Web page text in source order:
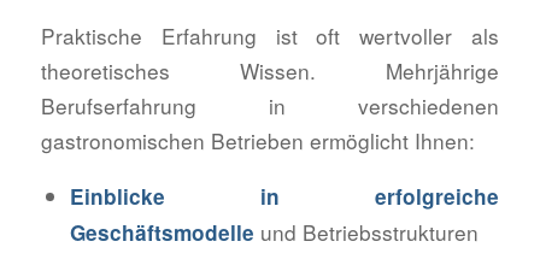
Praktische Erfahrung ist oft wertvoller als
theoretisches Wissen. Mehrjährige
Berufserfahrung in verschiedenen
gastronomischen Betrieben ermöglicht Ihnen:
Einblicke in erfolgreiche
Geschäftsmodelle und Betriebsstrukturen